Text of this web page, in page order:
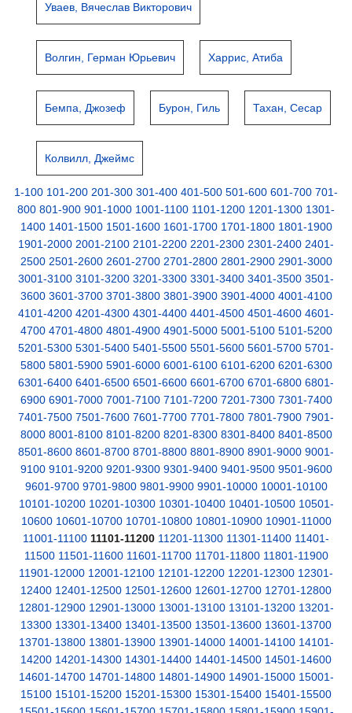
Уваев, Вячеслав Викторович
Волгин, Герман Юрьевич Харрис, Атиба
Бемпа, Джозеф Бурон, Гиль Тахан, Сесар
Колвилл, Джеймс
1-100 101-200 201-300 301-400 401-500 501-600 601-700 701-
800 801-900 901-1000 1001-1100 1101-1200 1201-1300 1301-
1400 1401-1500 1501-1600 1601-1700 1701-1800 1801-1900
1901-2000 2001-2100 2101-2200 2201-2300 2301-2400 2401-
2500 2501-2600 2601-2700 2701-2800 2801-2900 2901-3000
3001-3100 3101-3200 3201-3300 3301-3400 3401-3500 3501-
3600 3601-3700 3701-3800 3801-3900 3901-4000 4001-4100
4101-4200 4201-4300 4301-4400 4401-4500 4501-4600 4601-
4700 4701-4800 4801-4900 4901-5000 5001-5100 5101-5200
5201-5300 5301-5400 5401-5500 5501-5600 5601-5700 5701-
5800 5801-5900 5901-6000 6001-6100 6101-6200 6201-6300
6301-6400 6401-6500 6501-6600 6601-6700 6701-6800 6801-
6900 6901-7000 7001-7100 7101-7200 7201-7300 7301-7400
7401-7500 7501-7600 7601-7700 7701-7800 7801-7900 7901-
8000 8001-8100 8101-8200 8201-8300 8301-8400 8401-8500
8501-8600 8601-8700 8701-8800 8801-8900 8901-9000 9001-
9100 9101-9200 9201-9300 9301-9400 9401-9500 9501-9600
9601-9700 9701-9800 9801-9900 9901-10000 10001-10100
10101-10200 10201-10300 10301-10400 10401-10500 10501-
10600 10601-10700 10701-10800 10801-10900 10901-11000
11001-11100 11101-11200 11201-11300 11301-11400 11401-
11500 11501-11600 11601-11700 11701-11800 11801-11900
11901-12000 12001-12100 12101-12200 12201-12300 12301-
12400 12401-12500 12501-12600 12601-12700 12701-12800
12801-12900 12901-13000 13001-13100 13101-13200 13201-
13300 13301-13400 13401-13500 13501-13600 13601-13700
13701-13800 13801-13900 13901-14000 14001-14100 14101-
14200 14201-14300 14301-14400 14401-14500 14501-14600
14601-14700 14701-14800 14801-14900 14901-15000 15001-
15100 15101-15200 15201-15300 15301-15400 15401-15500